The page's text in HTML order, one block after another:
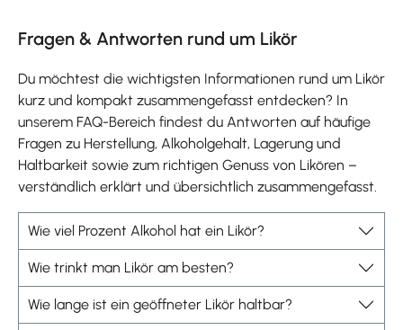
Fragen & Antworten rund um Likör
Du möchtest die wichtigsten Informationen rund um Likör
kurz und kompakt zusammengefasst entdecken? In
unserem FAQ-Bereich findest du Antworten auf häufige
Fragen zu Herstellung, Alkoholgehalt, Lagerung und
Haltbarkeit sowie zum richtigen Genuss von Likören –
verständlich erklärt und übersichtlich zusammengefasst.
Wie viel Prozent Alkohol hat ein Likör?
Wie trinkt man Likör am besten?
Wie lange ist ein geöffneter Likör haltbar?